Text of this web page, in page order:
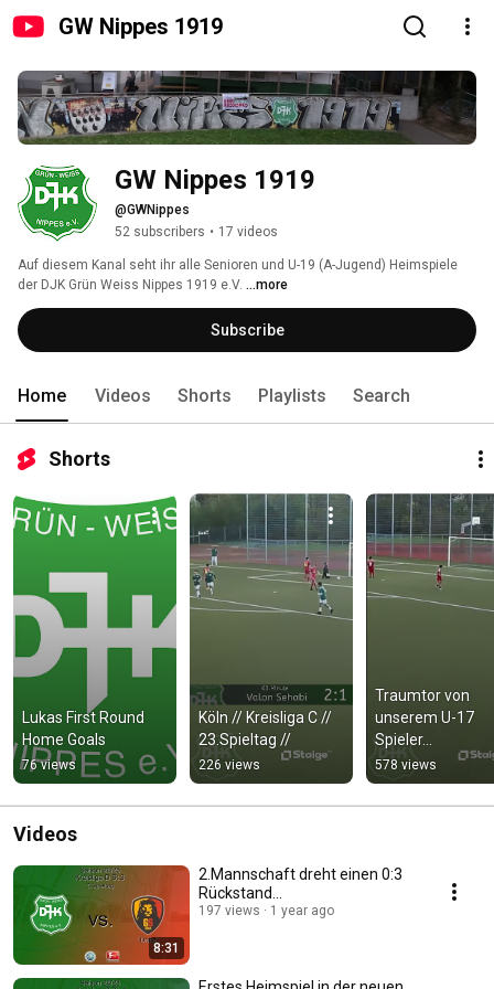
GW Nippes 1919
GW Nippes 1919
@GWNippes
52 subscribers • 17 videos
Auf diesem Kanal seht ihr alle Senioren und U-19 (A-Jugend) Heimspiele
der DJK Grün Weiss Nippes 1919 e.V. ...more
Subscribe
Home Videos Shorts Playlists Search
Shorts
Lukas First Round
Home Goals
76 views
Köln // Kreisliga C //
23.Spieltag //
226 views
Traumtor von
unserem U-17
Spieler...
578 views
Videos
8:31
2.Mannschaft dreht einen 0:3
Rückstand...
197 views 1 year ago